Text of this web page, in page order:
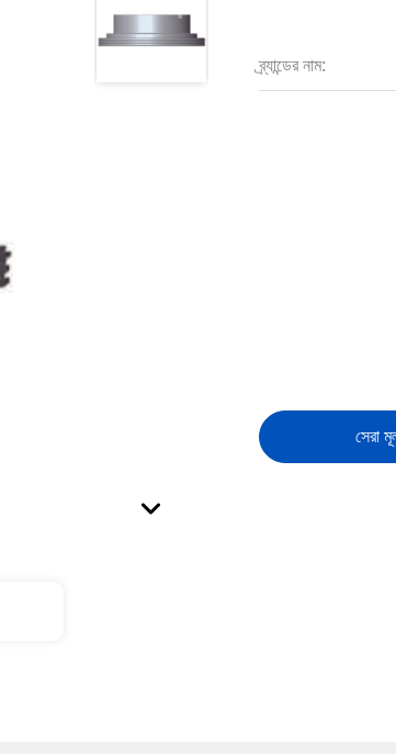
ব্র্যান্ডের নাম:
সেরা